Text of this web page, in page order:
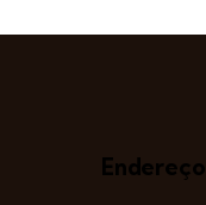
Endereço